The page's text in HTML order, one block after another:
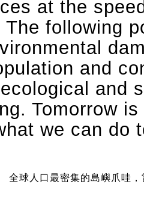
at the
following
and
and
Tomorrow is
we can do
全球人口最密集的島嶼爪哇